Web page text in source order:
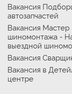
Вакансия
автозапчастей
Вакансия Мастер
шиномонтажа -
выездной
Вакансия
Вакансия в
центре